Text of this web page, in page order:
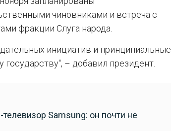
чиновниками и встреча с
фракции Слуга народа.
инициатив и принципиальные
– добавил президент.
Samsung: он почти не